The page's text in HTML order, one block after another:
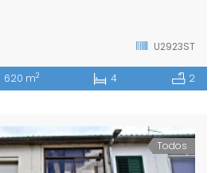
U2923ST
620 m2 4 2
Todos